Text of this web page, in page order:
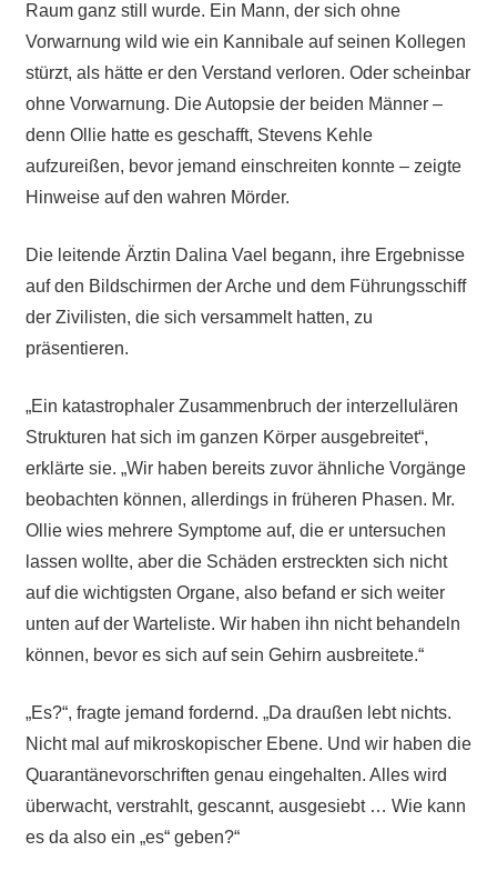
Raum ganz still wurde. Ein Mann, der sich ohne
Vorwarnung wild wie ein Kannibale auf seinen Kollegen
stürzt, als hätte er den Verstand verloren. Oder scheinbar
ohne Vorwarnung. Die Autopsie der beiden Männer –
denn Ollie hatte es geschafft, Stevens Kehle
aufzureißen, bevor jemand einschreiten konnte – zeigte
Hinweise auf den wahren Mörder.
Die leitende Ärztin Dalina Vael begann, ihre Ergebnisse
auf den Bildschirmen der Arche und dem Führungsschiff
der Zivilisten, die sich versammelt hatten, zu
präsentieren.
„Ein katastrophaler Zusammenbruch der interzellulären
Strukturen hat sich im ganzen Körper ausgebreitet“,
erklärte sie. „Wir haben bereits zuvor ähnliche Vorgänge
beobachten können, allerdings in früheren Phasen. Mr.
Ollie wies mehrere Symptome auf, die er untersuchen
lassen wollte, aber die Schäden erstreckten sich nicht
auf die wichtigsten Organe, also befand er sich weiter
unten auf der Warteliste. Wir haben ihn nicht behandeln
können, bevor es sich auf sein Gehirn ausbreitete.“
„Es?“, fragte jemand fordernd. „Da draußen lebt nichts.
Nicht mal auf mikroskopischer Ebene. Und wir haben die
Quarantänevorschriften genau eingehalten. Alles wird
überwacht, verstrahlt, gescannt, ausgesiebt … Wie kann
es da also ein „es“ geben?“